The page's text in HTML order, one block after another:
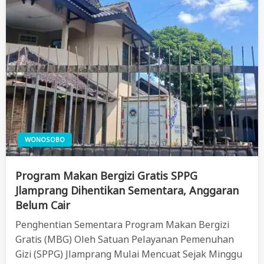
WONOSOBO
Program Makan Bergizi Gratis SPPG
Jlamprang Dihentikan Sementara, Anggaran
Belum Cair
Penghentian Sementara Program Makan Bergizi
Gratis (MBG) Oleh Satuan Pelayanan Pemenuhan
Gizi (SPPG) Jlamprang Mulai Mencuat Sejak Minggu